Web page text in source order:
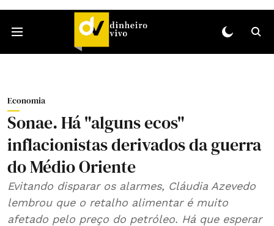
Economia
Sonae. Há "alguns ecos"
inflacionistas derivados da guerra
do Médio Oriente
Evitando disparar os alarmes, Cláudia Azevedo
lembrou que o retalho alimentar é muito
afetado pelo preço do petróleo. Há que esperar